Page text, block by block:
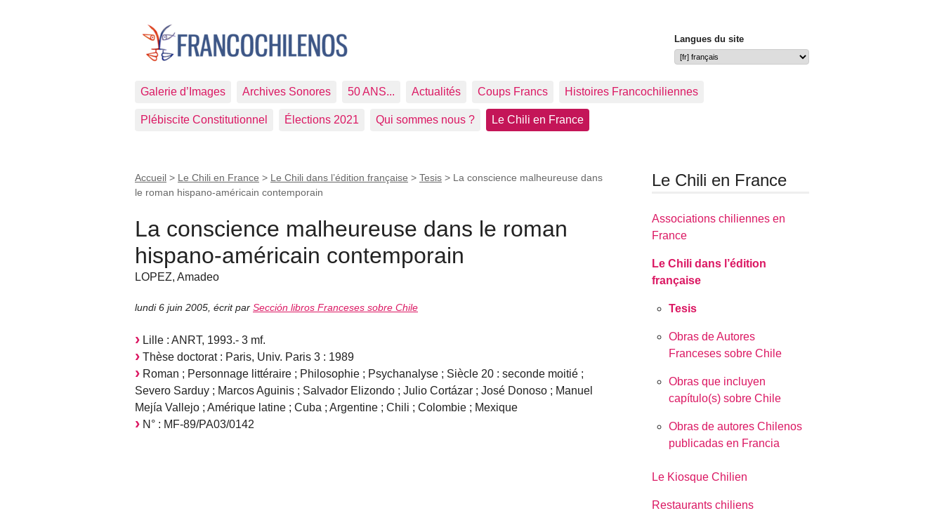
Langues du site
Galerie d’Images Archives Sonores 50 ANS... Actualités Coups Francs Histoires Francochiliennes
Plébiscite Constitutionnel Élections 2021 Qui sommes nous ? Le Chili en France
Accueil > Le Chili en France > Le Chili dans l’édition française > Tesis > La conscience malheureuse dans
le roman hispano-américain contemporain
La conscience malheureuse dans le roman
hispano-américain contemporain
LOPEZ, Amadeo
lundi 6 juin 2005 écrit par Sección libros Franceses sobre Chile
Lille : ANRT, 1993.- 3 mf.
Thèse doctorat : Paris, Univ. Paris 3 : 1989
Roman ; Personnage littéraire ; Philosophie ; Psychanalyse ; Siècle 20 : seconde moitié ;
Severo Sarduy ; Marcos Aguinis ; Salvador Elizondo ; Julio Cortázar ; José Donoso ; Manuel
Mejía Vallejo ; Amérique latine ; Cuba ; Argentine ; Chili ; Colombie ; Mexique
N° : MF-89/PA03/0142
Le Chili en France
Associations chiliennes en
France
Le Chili dans l’édition
française
Tesis
Obras de Autores
Franceses sobre Chile
Obras que incluyen
capítulo(s) sobre Chile
Obras de autores Chilenos
publicadas en Francia
Le Kiosque Chilien
Restaurants chiliens